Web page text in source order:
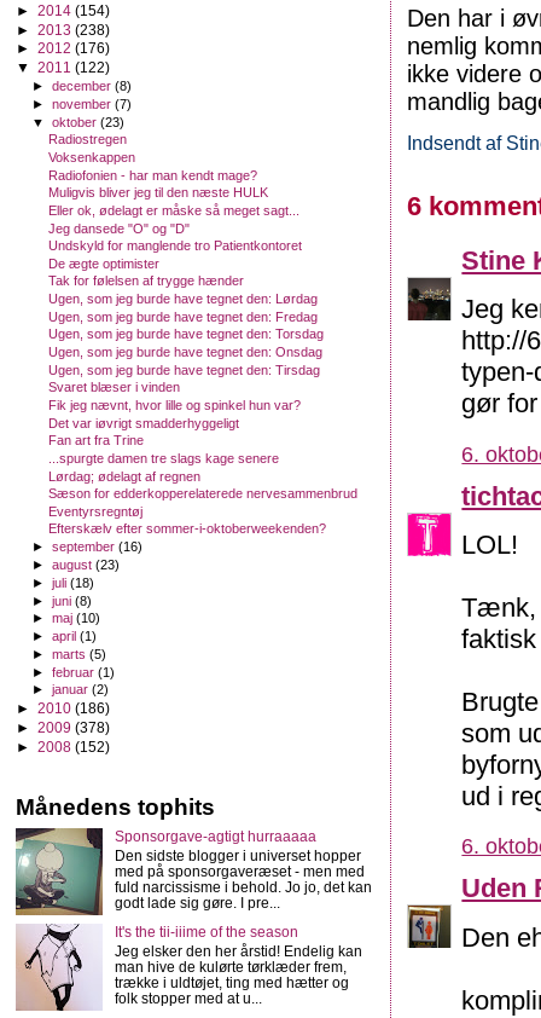
Den har i
nemlig
ikke videre
mandlig
Indsendt af
6
Stine
Jeg
http://
typen-
gør
6.
LOL!
Tænk,
som
ud i
6.
Uden
Den
► 2014 (154)
► 2013 (238)
► 2012 (176)
▼ 2011 (122)
►december(8)
►november(7)
▼oktober(23)
Radiostregen
Voksenkappen
Radiofonien - har man kendt mage?
Muligvis bliver jeg til den næste HULK
Eller ok, ødelagt er måske så meget sagt...
Jeg dansede "O" og "D"
Undskyld for manglende tro Patientkontoret
De ægte optimister
Tak for følelsen af trygge hænder
Ugen, som jeg burde have tegnet den: Lørdag
Ugen, som jeg burde have tegnet den: Fredag
Ugen, som jeg burde have tegnet den: Torsdag
Ugen, som jeg burde have tegnet den: Onsdag
Ugen, som jeg burde have tegnet den: Tirsdag
Svaret blæser i vinden
Fik jeg nævnt, hvor lille og spinkel hun var?
Det var iøvrigt smadderhyggeligt
Fan art fra Trine
...spurgte damen tre slags kage senere
Lørdag; ødelagt af regnen
Sæson for edderkopperelaterede nervesammenbrud
Eventyrsregntøj
Efterskælv efter sommer-i-oktoberweekenden?
►september(16)
►august(23)
►juli(18)
►juni(8)
►maj(10)
►april(1)
►marts(5)
►februar(1)
►januar(2)
► 2010 (186)
► 2009 (378)
► 2008 (152)
Månedens tophits
Sponsorgave-agtigt hurraaaaa
Den sidste blogger i universet hopper
med på sponsorgaveræset - men med
fuld narcissisme i behold. Jo jo, det kan
godt lade sig gøre. I pre...
It's the tii-iiime of the season
Jeg elsker den her årstid! Endelig kan
man hive de kulørte tørklæder frem,
trække i uldtøjet, ting med hætter og
folk stopper med at u...